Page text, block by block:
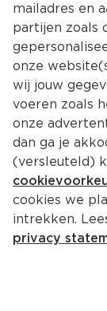
Wahid
Per Krimp
mailadres en
partijen zoals
onze
wij jouw
voeren zoals
onze
dan ga je
(versleuteld)
cookies we
intrekken.
privacy